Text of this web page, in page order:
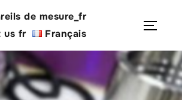
de mesure_fr
us fr Français
Rechercher :